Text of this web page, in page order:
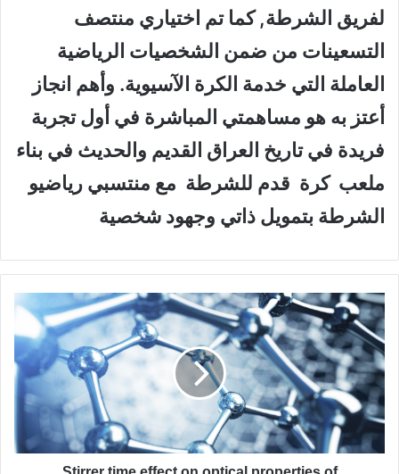
لفريق الشرطة, كما تم اختياري منتصف
التسعينات من ضمن الشخصيات الرياضية
العاملة التي خدمة الكرة الآسيوية. وأهم انجاز
أعتز به هو مساهمتي المباشرة في أول تجربة
فريدة في تاريخ العراق القديم والحديث في بناء
ملعب كرة قدم للشرطة مع منتسبي رياضيو
الشرطة بتمويل ذاتي وجهود شخصية
S
t
i
r
r
e
r
i